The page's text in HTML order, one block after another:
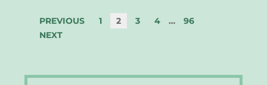
PREVIOUS 1 2 3 4 …
96
NEXT